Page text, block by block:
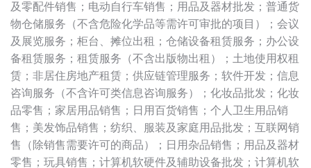
及零配件销售；电动自行车销售；用品及器材批发；普通货
物仓储服务（不含危险化学品等需许可审批的项目）；会议
及展览服务；柜台、摊位出租；仓储设备租赁服务；办公设
备租赁服务；租赁服务（不含出版物出租）；土地使用权租
赁；非居住房地产租赁；供应链管理服务；软件开发；信息
咨询服务（不含许可类信息咨询服务）；化妆品批发；化妆
品零售；家居用品销售；日用百货销售；个人卫生用品销
售；美发饰品销售；纺织、服装及家庭用品批发；互联网销
售（除销售需要许可的商品）；日用杂品销售；用品及器材
零售；玩具销售；计算机软硬件及辅助设备批发；计算机软